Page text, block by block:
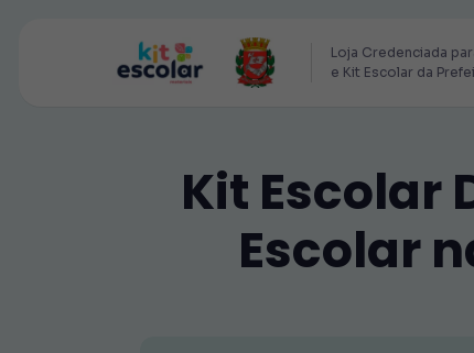
Loja Credenciada
e Kit Escolar da
Kit Escolar
Escolar